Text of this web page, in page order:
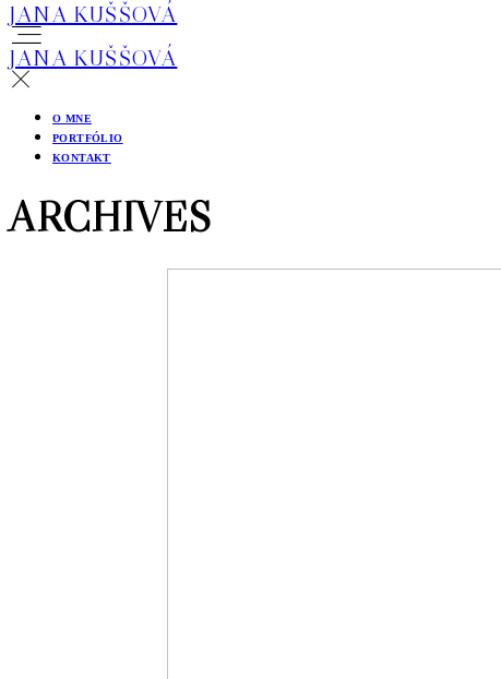
JANA KUŠŠOVÁ
JANA KUŠŠOVÁ
O MNE
PORTFÓLIO
KONTAKT
ARCHIVES